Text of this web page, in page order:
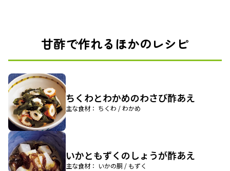
甘酢で作れるほかのレシピ
ちくわとわかめのわさび酢あえ
主な食材： ちくわ / わかめ
いかともずくのしょうが酢あえ
主な食材： いかの胴 / もずく